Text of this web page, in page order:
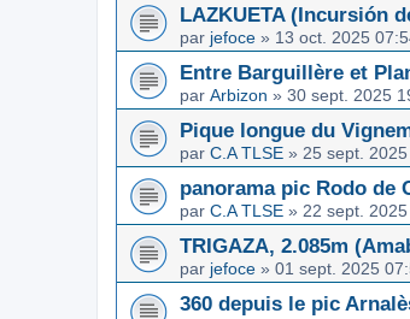
LAZKUETA (Incursión
par jefoce » 13 oct. 2025
Entre Barguillère et
par Arbizon » 30 sept. 2025
Pique longue du
par C.A TLSE » 25 sept.
panorama pic Rodo de
par C.A TLSE » 22 sept.
TRIGAZA, 2.085m
par jefoce » 01 sept. 2025
360 depuis le pic